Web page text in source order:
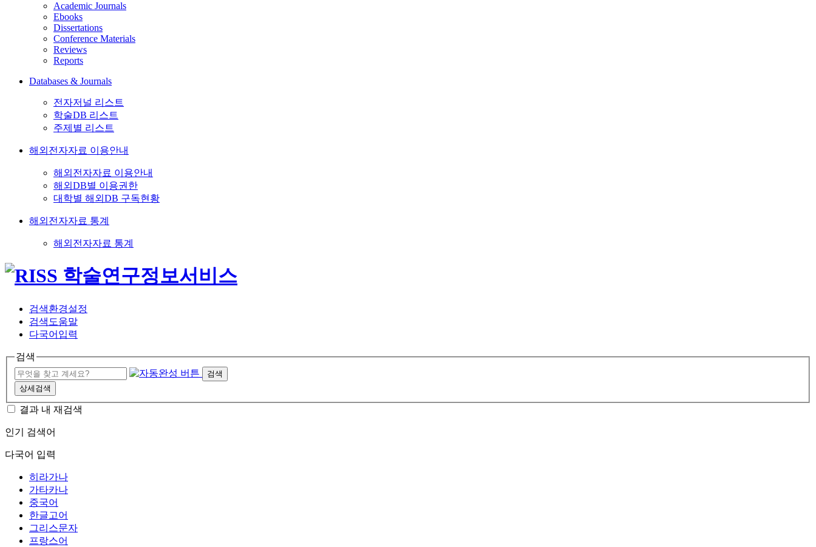
Academic Journals
Ebooks
Dissertations
Conference Materials
Reviews
Reports
Databases & Journals
전자저널 리스트
학술DB 리스트
주제별 리스트
해외전자자료 이용안내
해외전자자료 이용안내
해외DB별 이용권한
대학별 해외DB 구독현황
해외전자자료 통계
해외전자자료 통계
검색환경설정
검색도움말
다국어입력
검색
검색
상세검색
결과 내 재검색
인기 검색어
다국어 입력
히라가나
가타카나
중국어
한글고어
그리스문자
프랑스어